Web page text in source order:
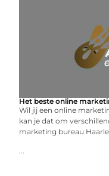
Het beste online
Wil jij een online
kan je dat om
marketing bureau
...